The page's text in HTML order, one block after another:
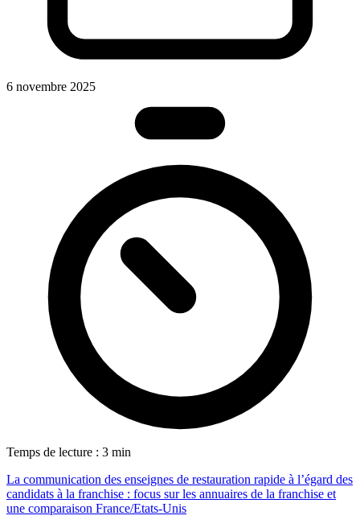
6 novembre 2025
Temps de lecture : 3 min
La communication des enseignes de restauration rapide à l’égard des
candidats à la franchise : focus sur les annuaires de la franchise et
une comparaison France/Etats-Unis